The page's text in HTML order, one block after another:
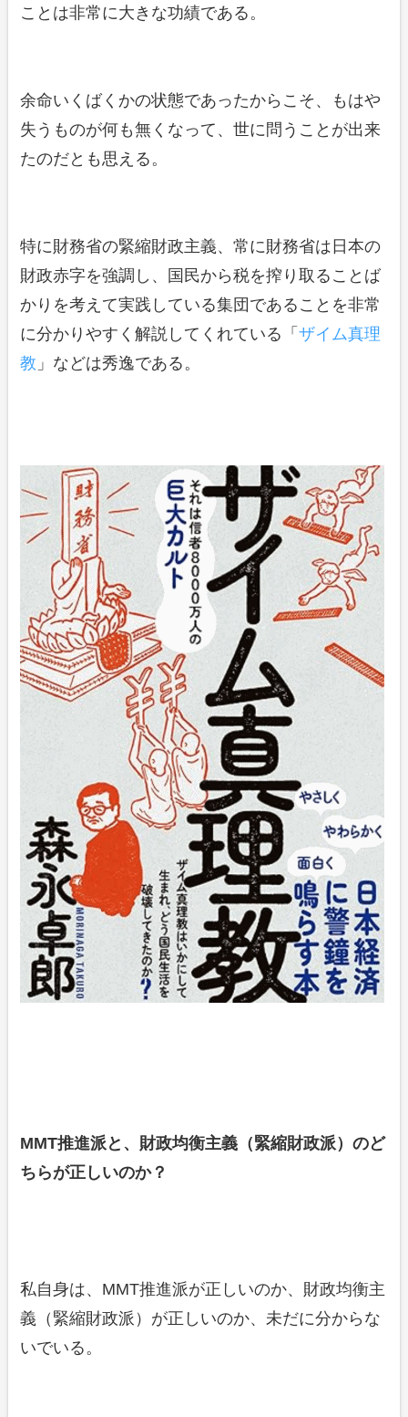
ことは非常に大きな功績である。
余命いくばくかの状態であったからこそ、もはや
失うものが何も無くなって、世に問うことが出来
たのだとも思える。
特に財務省の緊縮財政主義、常に財務省は日本の
財政赤字を強調し、国民から税を搾り取ることば
かりを考えて実践している集団であることを非常
に分かりやすく解説してくれている「ザイム真理
教 」などは秀逸である。
MMT推進派と、財政均衡主義（緊縮財政派）のど
ちらが正しいのか？
私自身は、MMT推進派が正しいのか、財政均衡主
義（緊縮財政派）が正しいのか、未だに分からな
いでいる。